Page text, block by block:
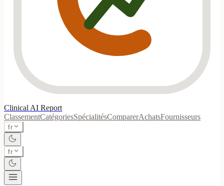
Clinical AI Report
ClassementCatégoriesSpécialitésComparerAchatsFournisseurs
fr
fr